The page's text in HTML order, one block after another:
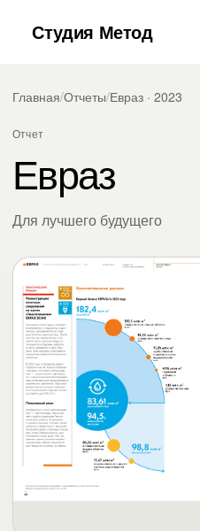
Студия Метод
Главная/Отчеты/Евраз · 2023
Отчет
Евраз
Для лучшего будущего